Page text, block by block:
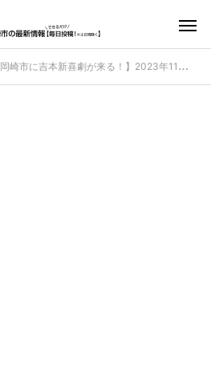
崎市に吉本新喜劇が来る！】2023年11月12日にお笑いライブが開催！｜チャリティー吉本新喜劇＆バラエティin岡崎